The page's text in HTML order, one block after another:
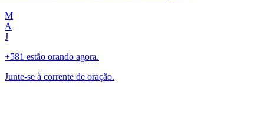
M
A
J
+581 estão orando agora.
Junte-se à corrente de oração.